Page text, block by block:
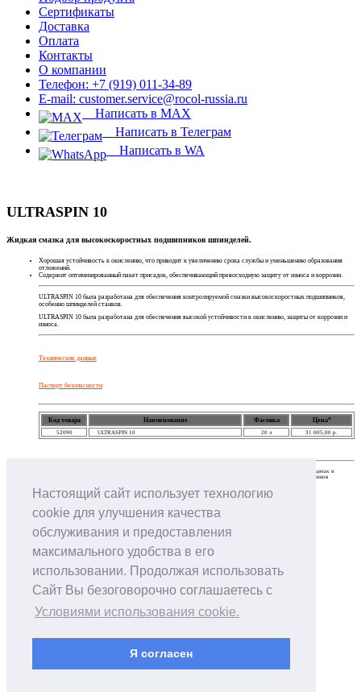
Настоящий сайт использует технологию
cookie для улучшения качества
обслуживания и предоставления
максимального удобства в его
использовании. Продолжая использовать
Сайт Вы безоговорочно соглашаетесь с
Условиями использования cookie.
Я согласен
Сертификаты
Доставка
Оплата
Контакты
О компании
Телефон: +7 (919) 011-34-89
E-mail: customer.service@rocol-russia.ru
Написать в MAX
Написать в Телеграм
Написать в WA
ULTRASPIN 10
Жидкая смазка для высокоскоростных подшипников шпинделей.
Хорошая устойчивость к окислению, что приводит к увеличению срока службы и уменьшению образования
отложений.
Содержит оптимизированный пакет присадок, обеспечивающий превосходную защиту от износа и коррозии.
ULTRASPIN 10 была разработана для обеспечения контролируемой смазки высокоскоростных подшипников,
особенно шпинделей станков.
ULTRASPIN 10 была разработана для обеспечения высокой устойчивости к окислению, защиты от коррозии и
износа.
Технические данные
Паспорт безопасности
Код товара Наименование Фасовка Цена*
52090 ULTRASPIN 10 20 л 31 005,00 р.
* - Информация о ценах и фасовке является ориентировочной и предоставляется для справки. Информация о ценах и
фасовке не является публичной офертой. Точную информацию о ценах и фасовке можно получить у сотрудников